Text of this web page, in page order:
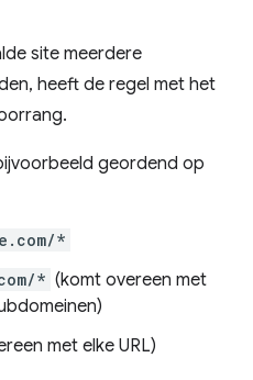
site meerdere
heeft de regel met het
geordend op
*
* (komt overeen met
met elke URL)